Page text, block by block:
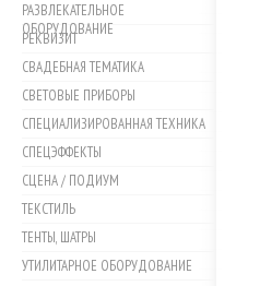
РАЗВЛЕКАТЕЛЬНОЕ
ОБОРУДОВАНИЕ
РЕКВИЗИТ
СВАДЕБНАЯ ТЕМАТИКА
СВЕТОВЫЕ ПРИБОРЫ
СПЕЦИАЛИЗИРОВАННАЯ ТЕХНИКА
СПЕЦЭФФЕКТЫ
СЦЕНА / ПОДИУМ
ТЕКСТИЛЬ
ТЕНТЫ, ШАТРЫ
УТИЛИТАРНОЕ ОБОРУДОВАНИЕ